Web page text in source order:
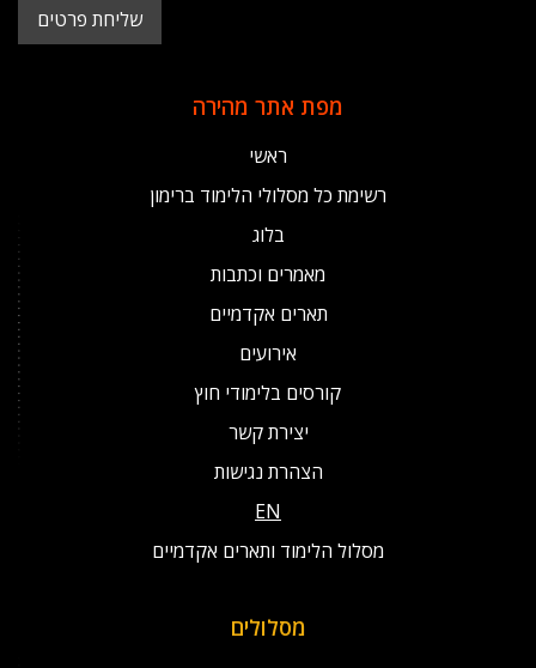
מפת אתר מהירה
ראשי
רשימת כל מסלולי הלימוד ברימון
בלוג
מאמרים וכתבות
תארים אקדמיים
אירועים
קורסים בלימודי חוץ
יצירת קשר
הצהרת נגישות
EN
מסלול הלימוד ותארים אקדמיים
מסלולים